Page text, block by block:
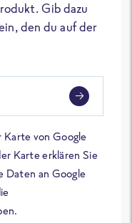
Gib dazu
den du auf der
Karte von Google
Karte erklären Sie
Daten an Google